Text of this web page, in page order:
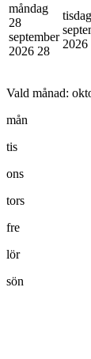
måndag
28
september
2026 28
2026
Vald månad:
mån
tis
ons
tors
fre
lör
sön